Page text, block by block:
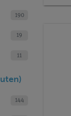
190
19
11
144